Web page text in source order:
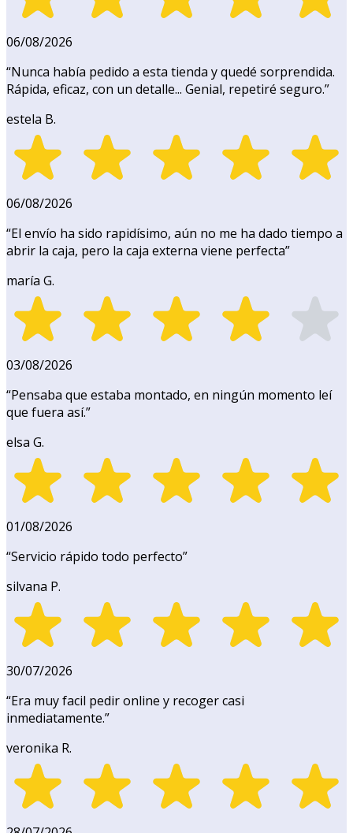
06/08/2026
“Nunca había pedido a esta tienda y quedé sorprendida.
Rápida, eficaz, con un detalle... Genial, repetiré seguro.”
estela B.
06/08/2026
“El envío ha sido rapidísimo, aún no me ha dado tiempo a
abrir la caja, pero la caja externa viene perfecta”
maría G.
03/08/2026
“Pensaba que estaba montado, en ningún momento leí
que fuera así.”
elsa G.
01/08/2026
“Servicio rápido todo perfecto”
silvana P.
30/07/2026
“Era muy facil pedir online y recoger casi
inmediatamente.”
veronika R.